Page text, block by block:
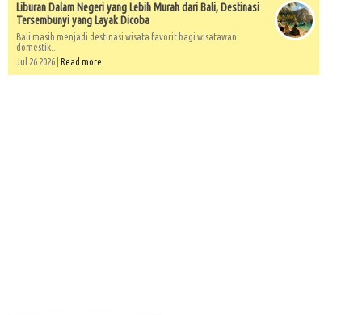
Liburan Dalam Negeri yang Lebih Murah dari Bali, Destinasi
Tersembunyi yang Layak Dicoba
Bali masih menjadi destinasi wisata favorit bagi wisatawan
domestik...
Jul 26 2026 | Read more